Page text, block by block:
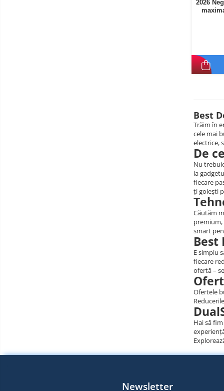
2026
Best
Trăim în
cele mai
electrice,
De
Nu
la
fiecare
ți golești
Căutăm
premium,
smart
Best
E simplu
fiecare
ofertă –
Ofertele
Hai să
Newsletter